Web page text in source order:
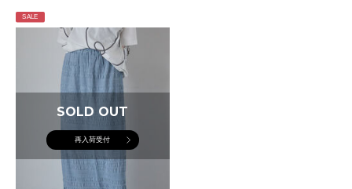
SALE
SOLD OUT
再入荷受付